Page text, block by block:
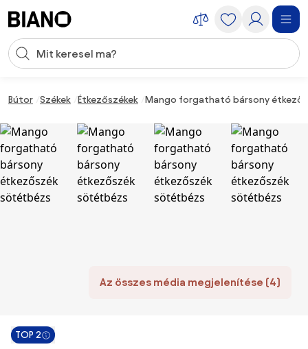
Keresési bevitel
Bútor Székek Étkezőszékek Mango forgatható bársony
Az összes média megjelenítése (4)
TOP 2